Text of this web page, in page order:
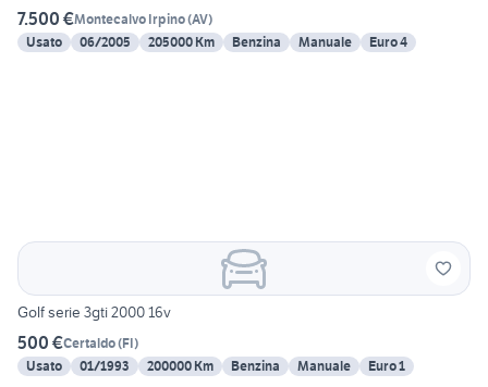
7.500 €Montecalvo Irpino(AV)
Usato
06/2005 205000 Km Benzina Manuale Euro 4
Golf serie 3gti 2000 16v
500 €Certaldo(FI)
Usato
01/1993 200000 Km Benzina Manuale
Euro 1